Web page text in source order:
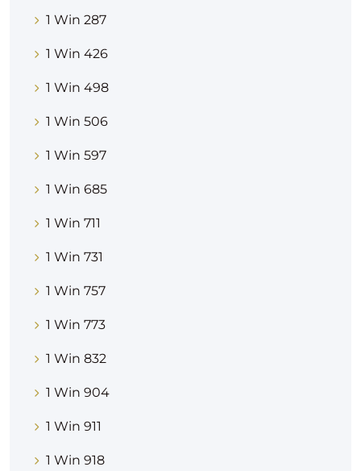
1 Win 287
1 Win 426
1 Win 498
1 Win 506
1 Win 597
1 Win 685
1 Win 711
1 Win 731
1 Win 757
1 Win 773
1 Win 832
1 Win 904
1 Win 911
1 Win 918